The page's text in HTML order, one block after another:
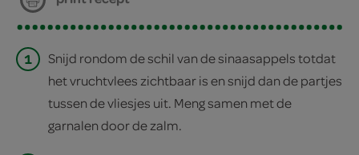
1
Snijd rondom de schil van de sinaasappels totdat
het vruchtvlees zichtbaar is en snijd dan de partjes
tussen de vliesjes uit. Meng samen met de
garnalen door de zalm.